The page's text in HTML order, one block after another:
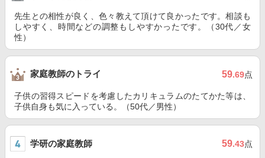
先生との相性が良く、色々教えて頂けて良かったです。相談も
しやすく、時間などの調整もしやすかったです。（30代／女
性）
家庭教師のトライ 59.69点
子供の習得スピードを考慮したカリキュラムのたてかた等は、
子供自身も気に入っている。（50代／男性）
学研の家庭教師 59.43点